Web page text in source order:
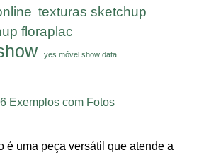
texturas sketchup
floraplac
yes móvel show data
Exemplos com Fotos
é uma peça versátil que atende a